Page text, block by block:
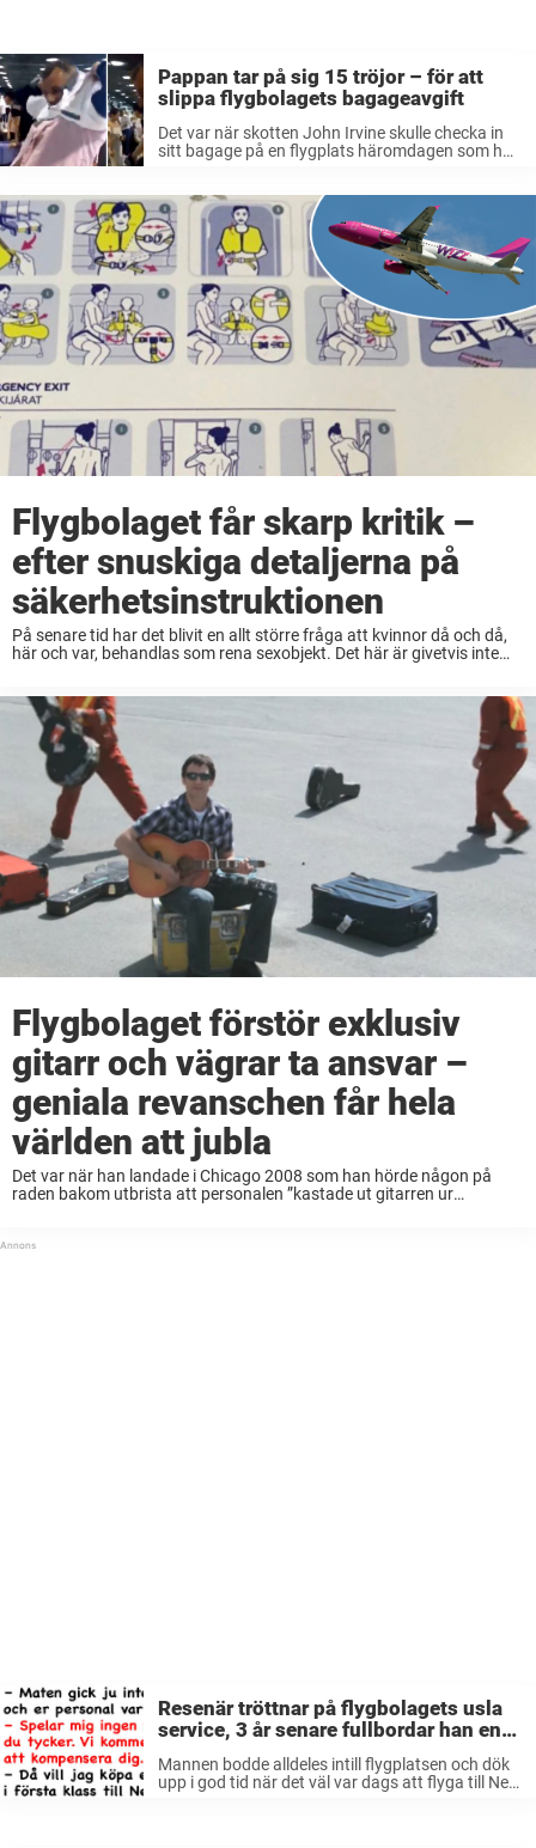
Pappan tar på sig 15 tröjor – för att
slippa flygbolagets bagageavgift
Det var när skotten John Irvine skulle checka in
sitt bagage på en flygplats häromdagen som han
Flygbolaget får skarp kritik –
efter snuskiga detaljerna på
säkerhetsinstruktionen
På senare tid har det blivit en allt större fråga att kvinnor då och då,
här och var, behandlas som rena sexobjekt. Det här är givetvis inte
Flygbolaget förstör exklusiv
gitarr och vägrar ta ansvar –
geniala revanschen får hela
världen att jubla
Det var när han landade i Chicago 2008 som han hörde någon på
raden bakom utbrista att personalen ”kastade ut gitarren ur
Resenär tröttnar på flygbolagets usla
service, 3 år senare fullbordar han en
Mannen bodde alldeles intill flygplatsen och dök
upp i god tid när det väl var dags att flyga till New